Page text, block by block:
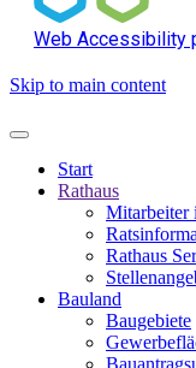
Web Accessibility
Skip to main content
Start
Rathaus
Mitarbeiter
Rathaus
Bauland
Baugebiete